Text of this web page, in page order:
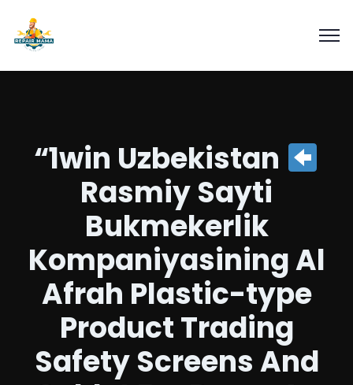
“1win Uzbekistan
Rasmiy Sayti
Bukmekerlik
Kompaniyasining Al
Afrah Plastic-type
Product Trading
Safety Screens And